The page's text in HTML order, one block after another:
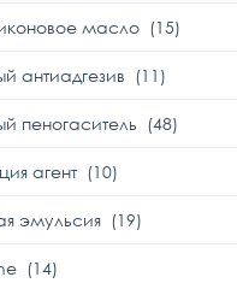
масло (15)
антиадгезив (11)
пеногаситель (48)
агент (10)
эмульсия (19)
(14)